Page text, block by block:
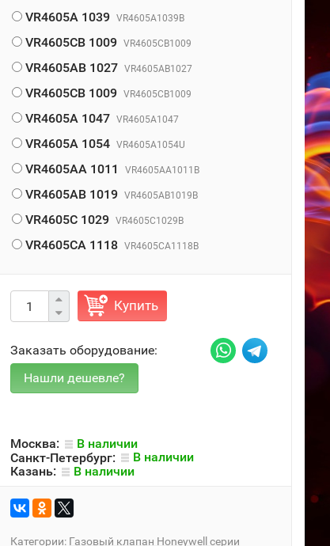
VR4605A 1039 VR4605A1039B
VR4605CB 1009 VR4605CB1009
VR4605AB 1027 VR4605AB1027
VR4605CB 1009 VR4605CB1009
VR4605A 1047 VR4605A1047
VR4605A 1054 VR4605A1054U
VR4605AA 1011 VR4605AA1011B
VR4605AB 1019 VR4605AB1019B
VR4605C 1029 VR4605C1029B
VR4605CA 1118 VR4605CA1118B
Купить
Заказать оборудование:
Москва:
В наличии
Санкт-Петербург:
В наличии
Казань:
В наличии
Категории: Газовый клапан Honeywell серии